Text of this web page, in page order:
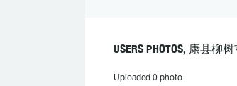
USERS PHOTOS, 康县
Uploaded 0 photo